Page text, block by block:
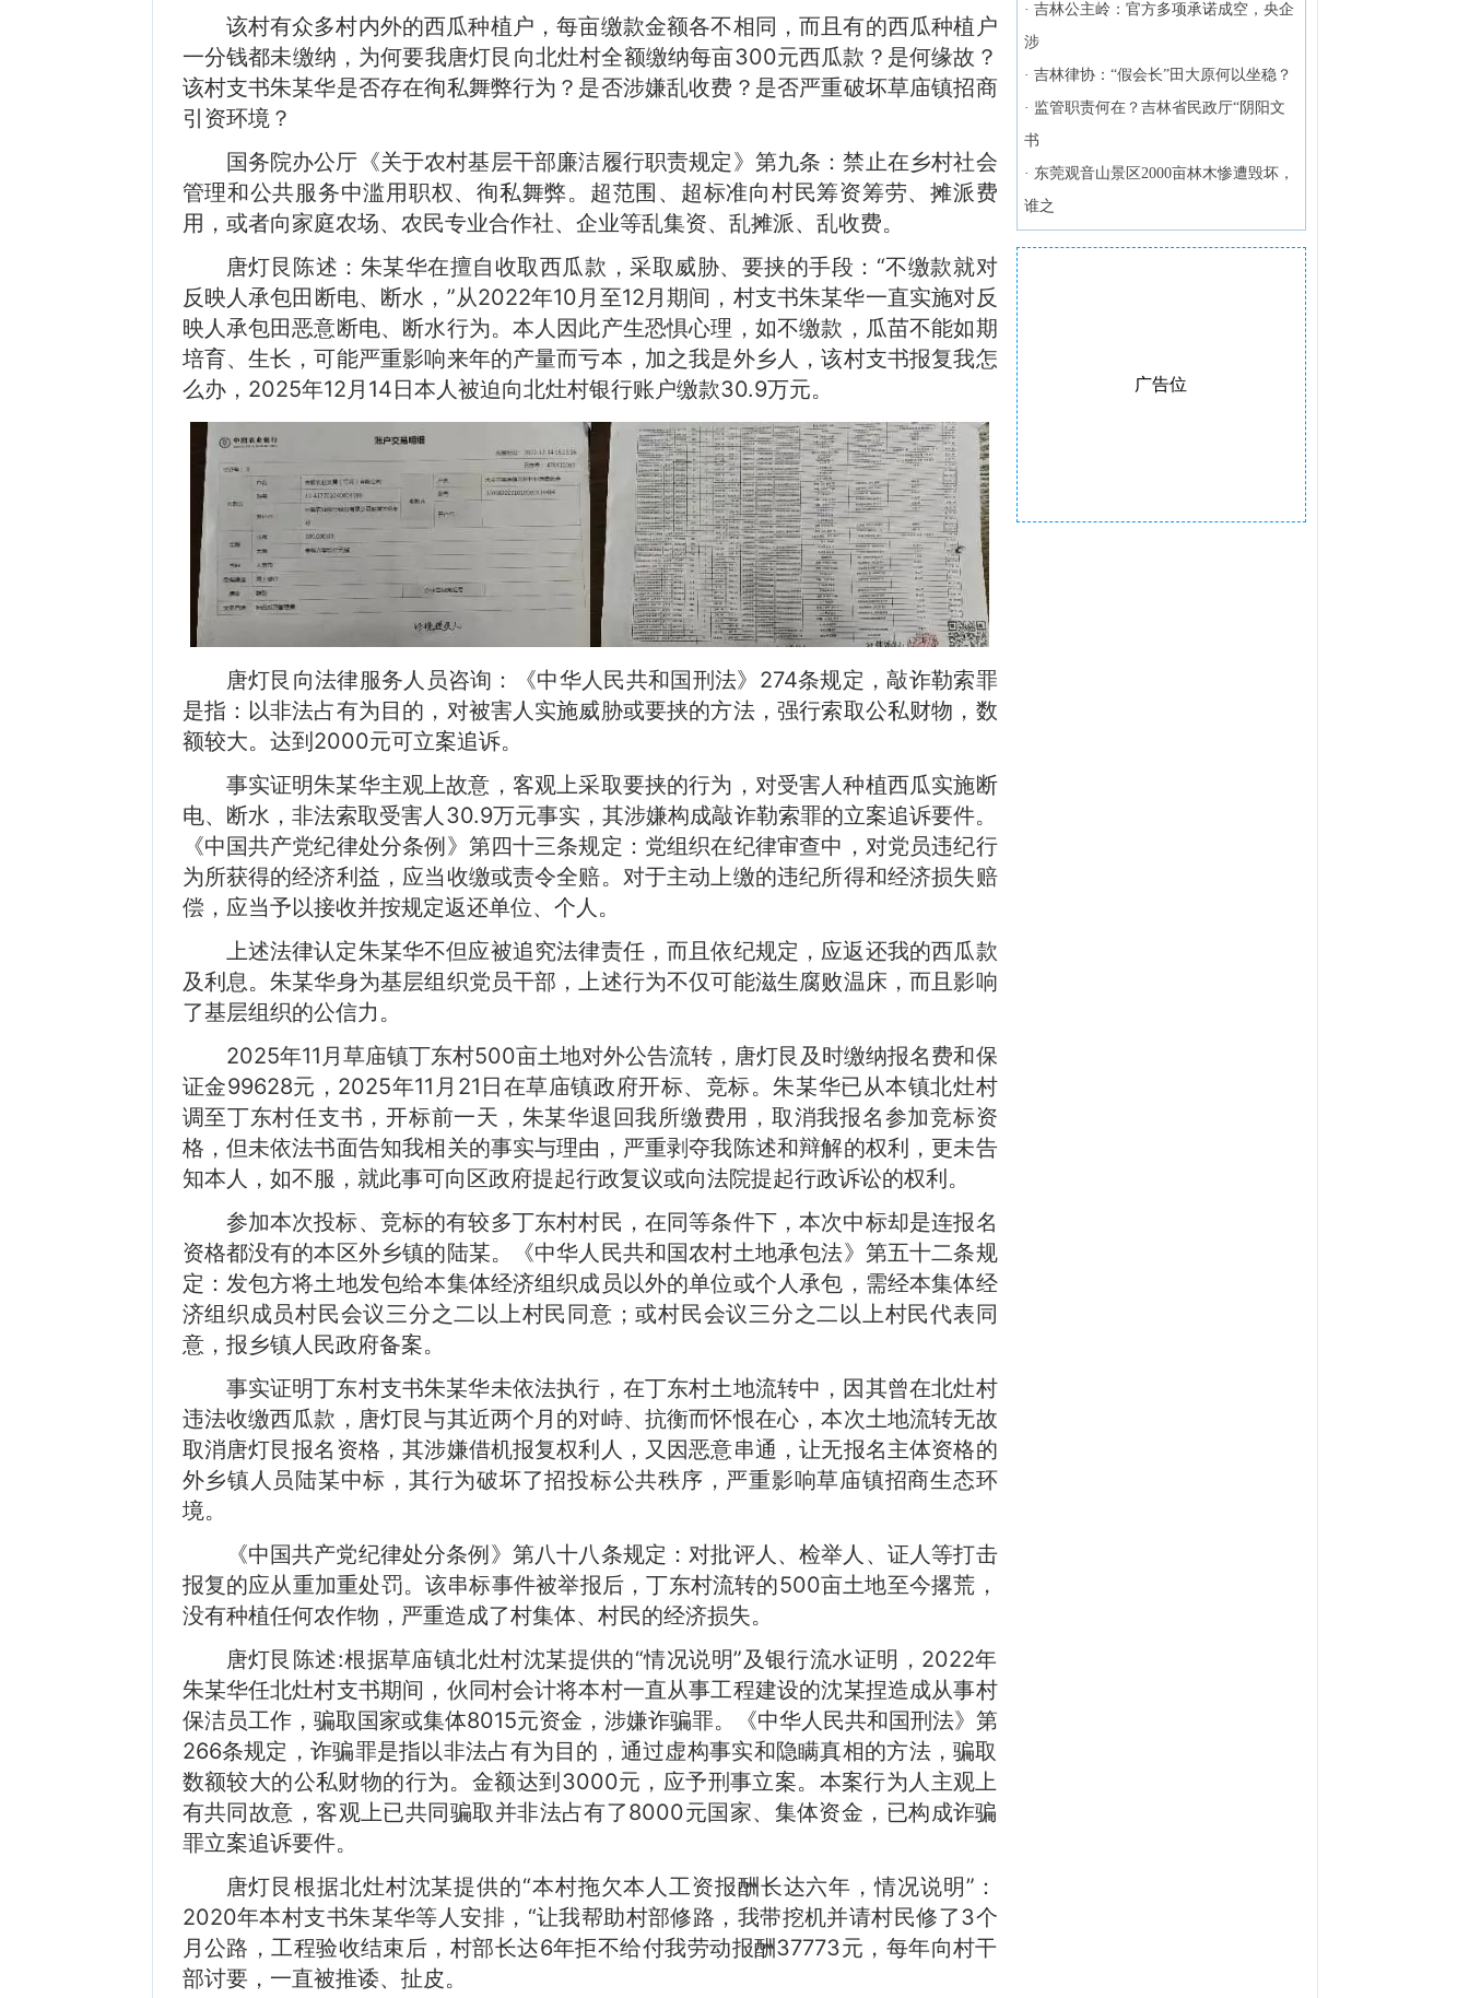
该村有众多村内外的西瓜种植户，每亩缴款金额各不相同，而且有的西瓜种植户
一分钱都未缴纳，为何要我唐灯艮向北灶村全额缴纳每亩300元西瓜款？是何缘故？
该村支书朱某华是否存在徇私舞弊行为？是否涉嫌乱收费？是否严重破坏草庙镇招商
引资环境？
国务院办公厅《关于农村基层干部廉洁履行职责规定》第九条：禁止在乡村社会
管理和公共服务中滥用职权、徇私舞弊。超范围、超标准向村民筹资筹劳、摊派费
用，或者向家庭农场、农民专业合作社、企业等乱集资、乱摊派、乱收费。
唐灯艮陈述：朱某华在擅自收取西瓜款，采取威胁、要挟的手段：“不缴款就对
反映人承包田断电、断水，”从2022年10月至12月期间，村支书朱某华一直实施对反
映人承包田恶意断电、断水行为。本人因此产生恐惧心理，如不缴款，瓜苗不能如期
培育、生长，可能严重影响来年的产量而亏本，加之我是外乡人，该村支书报复我怎
么办，2025年12月14日本人被迫向北灶村银行账户缴款30.9万元。
唐灯艮向法律服务人员咨询：《中华人民共和国刑法》274条规定，敲诈勒索罪
是指：以非法占有为目的，对被害人实施威胁或要挟的方法，强行索取公私财物，数
额较大。达到2000元可立案追诉。
事实证明朱某华主观上故意，客观上采取要挟的行为，对受害人种植西瓜实施断
电、断水，非法索取受害人30.9万元事实，其涉嫌构成敲诈勒索罪的立案追诉要件。
《中国共产党纪律处分条例》第四十三条规定：党组织在纪律审查中，对党员违纪行
为所获得的经济利益，应当收缴或责令全赔。对于主动上缴的违纪所得和经济损失赔
偿，应当予以接收并按规定返还单位、个人。
上述法律认定朱某华不但应被追究法律责任，而且依纪规定，应返还我的西瓜款
及利息。朱某华身为基层组织党员干部，上述行为不仅可能滋生腐败温床，而且影响
了基层组织的公信力。
2025年11月草庙镇丁东村500亩土地对外公告流转，唐灯艮及时缴纳报名费和保
证金99628元，2025年11月21日在草庙镇政府开标、竞标。朱某华已从本镇北灶村
调至丁东村任支书，开标前一天，朱某华退回我所缴费用，取消我报名参加竞标资
格，但未依法书面告知我相关的事实与理由，严重剥夺我陈述和辩解的权利，更未告
知本人，如不服，就此事可向区政府提起行政复议或向法院提起行政诉讼的权利。
参加本次投标、竞标的有较多丁东村村民，在同等条件下，本次中标却是连报名
资格都没有的本区外乡镇的陆某。《中华人民共和国农村土地承包法》第五十二条规
定：发包方将土地发包给本集体经济组织成员以外的单位或个人承包，需经本集体经
济组织成员村民会议三分之二以上村民同意；或村民会议三分之二以上村民代表同
意，报乡镇人民政府备案。
事实证明丁东村支书朱某华未依法执行，在丁东村土地流转中，因其曾在北灶村
违法收缴西瓜款，唐灯艮与其近两个月的对峙、抗衡而怀恨在心，本次土地流转无故
取消唐灯艮报名资格，其涉嫌借机报复权利人，又因恶意串通，让无报名主体资格的
外乡镇人员陆某中标，其行为破坏了招投标公共秩序，严重影响草庙镇招商生态环
境。
《中国共产党纪律处分条例》第八十八条规定：对批评人、检举人、证人等打击
报复的应从重加重处罚。该串标事件被举报后，丁东村流转的500亩土地至今撂荒，
没有种植任何农作物，严重造成了村集体、村民的经济损失。
唐灯艮陈述:根据草庙镇北灶村沈某提供的“情况说明”及银行流水证明，2022年
朱某华任北灶村支书期间，伙同村会计将本村一直从事工程建设的沈某捏造成从事村
保洁员工作，骗取国家或集体8015元资金，涉嫌诈骗罪。《中华人民共和国刑法》第
266条规定，诈骗罪是指以非法占有为目的，通过虚构事实和隐瞒真相的方法，骗取
数额较大的公私财物的行为。金额达到3000元，应予刑事立案。本案行为人主观上
有共同故意，客观上已共同骗取并非法占有了8000元国家、集体资金，已构成诈骗
罪立案追诉要件。
唐灯艮根据北灶村沈某提供的“本村拖欠本人工资报酬长达六年，情况说明”：
2020年本村支书朱某华等人安排，“让我帮助村部修路，我带挖机并请村民修了3个
月公路，工程验收结束后，村部长达6年拒不给付我劳动报酬37773元，每年向村干
部讨要，一直被推诿、扯皮。
· 吉林公主岭：官方多项承诺成空，央企
涉
· 吉林律协：“假会长”田大原何以坐稳？
· 监管职责何在？吉林省民政厅“阴阳文
书
· 东莞观音山景区2000亩林木惨遭毁坏，
谁之
广告位